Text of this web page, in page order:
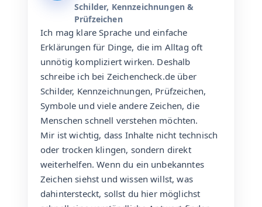
Schilder, Kennzeichnungen &
Prüfzeichen
Ich mag klare Sprache und einfache
Erklärungen für Dinge, die im Alltag oft
unnötig kompliziert wirken. Deshalb
schreibe ich bei Zeichencheck.de über
Schilder, Kennzeichnungen, Prüfzeichen,
Symbole und viele andere Zeichen, die
Menschen schnell verstehen möchten.
Mir ist wichtig, dass Inhalte nicht technisch
oder trocken klingen, sondern direkt
weiterhelfen. Wenn du ein unbekanntes
Zeichen siehst und wissen willst, was
dahintersteckt, sollst du hier möglichst